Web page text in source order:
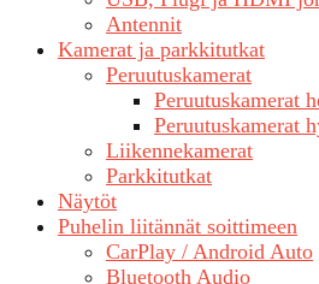
Antennit
Kamerat ja parkkitutkat
Peruutuskamerat
Peruutuskamerat
Peruutuskamerat
Liikennekamerat
Parkkitutkat
Näytöt
Puhelin liitännät soittimeen
CarPlay / Android Auto
Bluetooth Audio